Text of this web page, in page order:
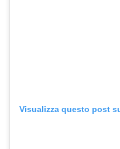
Visualizza questo post